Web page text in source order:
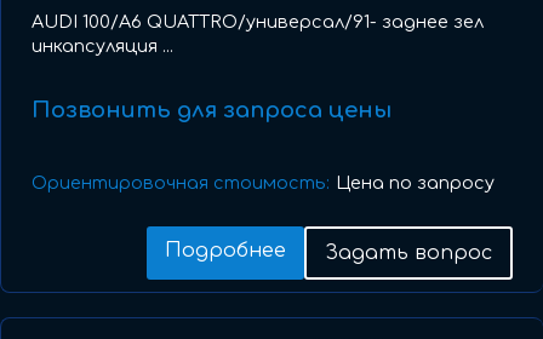
AUDI 100/A6 QUATTRO/универсал/91- заднее зел
инкапсуляция ...
Позвонить для запроса цены
Ориентировочная стоимость: Цена по запросу
Подробнее Задать вопрос